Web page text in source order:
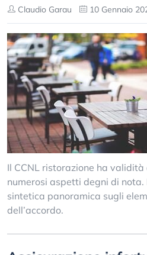
Claudio Garau 10 Gennaio
Il CCNL ristorazione ha
numerosi aspetti degni di nota.
sintetica panoramica sugli
dell’accordo.